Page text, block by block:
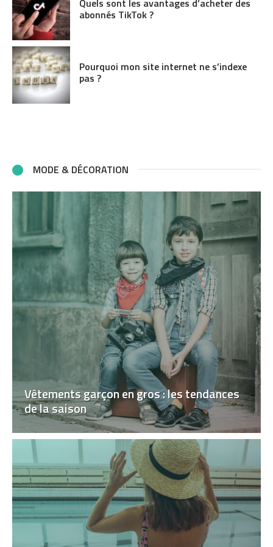
abonnés TikTok ?
Pourquoi mon site internet ne s’indexe
pas ?
MODE & DÉCORATION
Vêtements garçon en gros : les tendances
de la saison